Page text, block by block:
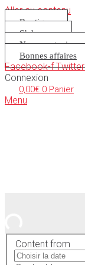
Aller au contenu
Boutique
S’abonner
Nous soutenir
Bonnes affaires
Facebook-f Twitter
Connexion
0,00€ 0 Panier
Menu
Content from